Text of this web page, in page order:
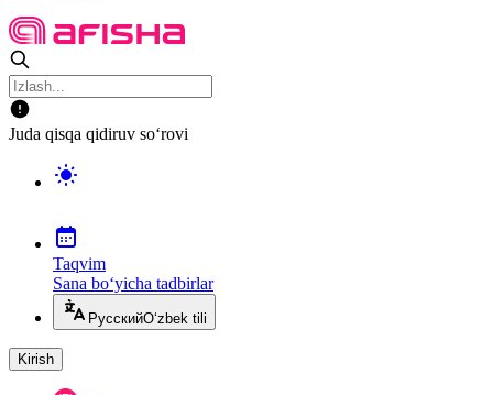
Juda qisqa qidiruv so‘rovi
Taqvim
Sana bo‘yicha tadbirlar
РусскийO‘zbek tili
Kirish